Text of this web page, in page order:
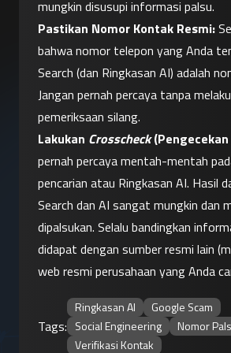
mungkin disusupi informasi palsu.
Pastikan Nomor Kontak Resmi:
bahwa nomor telepon yang Anda
Search (dan Ringkasan AI) adalah
Jangan pernah percaya tanpa
pemeriksaan silang.
Lakukan Crosscheck
pernah percaya mentah-mentah
pencarian atau Ringkasan AI. Hasil
Search dan AI sangat mungkin dan
dipalsukan. Selalu bandingkan
didapat dengan sumber resmi lain
web resmi perusahaan yang Anda
Tags:
Ringkasan AI
Google Scam
Social Engineering
Nomor
Verifikasi Kontak